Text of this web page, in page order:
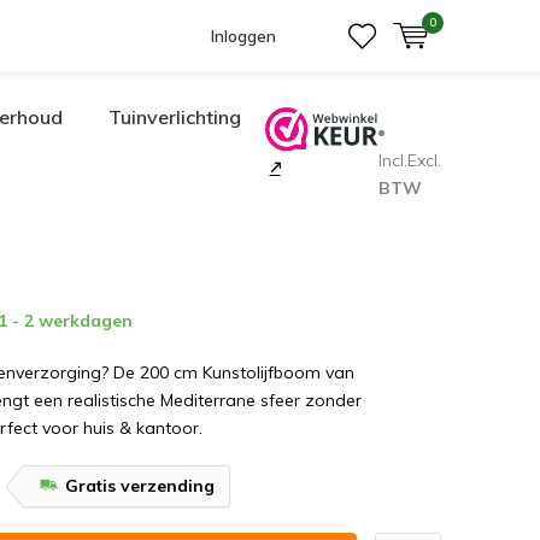
Inloggen
0
Tuinverlichting
Incl.Excl.
BTW
- 2 werkdagen
De 200 cm Kunstolijfboom van
een realistische Mediterrane sfeer zonder
voor huis & kantoor.
Gratis verzending